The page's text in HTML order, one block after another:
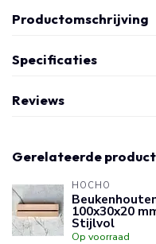
Productomschrijving
Specificaties
Reviews
Gerelateerde
HOCHO
100x30x20
Stijlvol
Op voorraad